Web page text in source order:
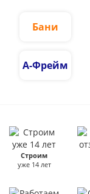
Бани
А-Фрейм
Строим
уже 14 лет